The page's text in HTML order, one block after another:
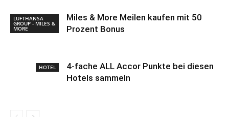
LUFTHANSA
GROUP - MILES &
MORE
Miles & More Meilen kaufen mit 50
Prozent Bonus
HOTEL
4-fache ALL Accor Punkte bei diesen
Hotels sammeln